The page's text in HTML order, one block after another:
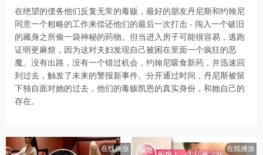
在绝望的债务他们反复无常的毒贩，最好的朋友丹尼斯和约翰尼
同意一个粗略的工作来偿还他们的最后一次打击 - 闯入一个破旧
的藏身之所偷一袋神秘的药物。但当进入房子可能很容易，逃跑
证明更麻烦，因为这对夫妇发现自己被困在里面一个疯狂的恶
魔。没有出路，没有一个错过机会，约翰尼吸食新药，并迅速回
到过去，触发了未来的警报新事件。分开通过时间，丹尼斯被留
下独自面对她的过去，他们的毒贩凯恩的真实身份，和她自己的
存在。